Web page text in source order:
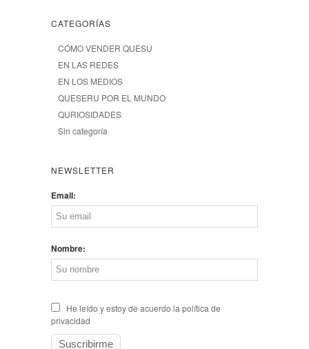
CATEGORÍAS
CÓMO VENDER QUESU
EN LAS REDES
EN LOS MEDIOS
QUESERU POR EL MUNDO
QURIOSIDADES
Sin categoría
NEWSLETTER
Email:
Nombre:
He leído y estoy de acuerdo la política de
privacidad